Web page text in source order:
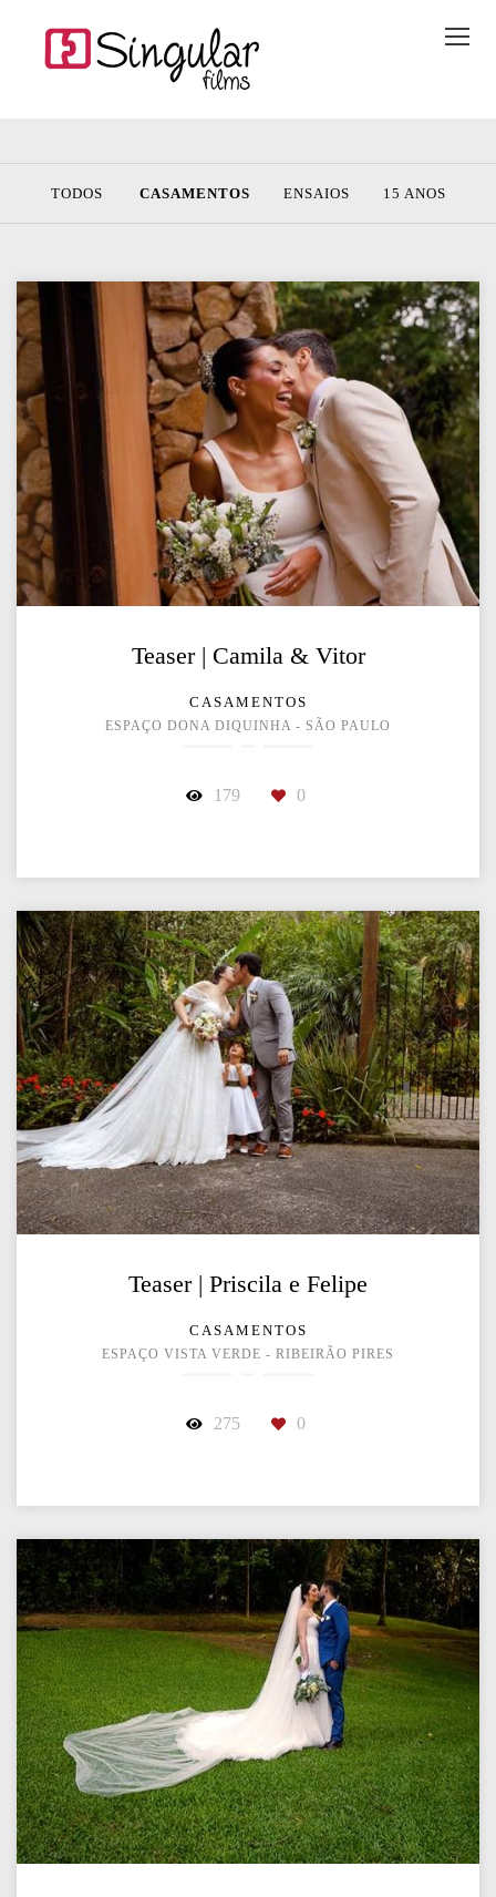
TODOS CASAMENTOS ENSAIOS 15 ANOS
Teaser | Camila & Vitor
CASAMENTOS
ESPAÇO DONA DIQUINHA - SÃO PAULO
179 0
Teaser | Priscila e Felipe
CASAMENTOS
ESPAÇO VISTA VERDE - RIBEIRÃO PIRES
275 0